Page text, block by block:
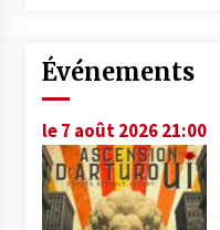
Événements
le 7 août 2026 21:00